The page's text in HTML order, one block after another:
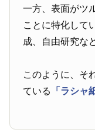
一方、表面がツ
ことに特化して
成、自由研究な
このように、そ
ている
「ラシャ